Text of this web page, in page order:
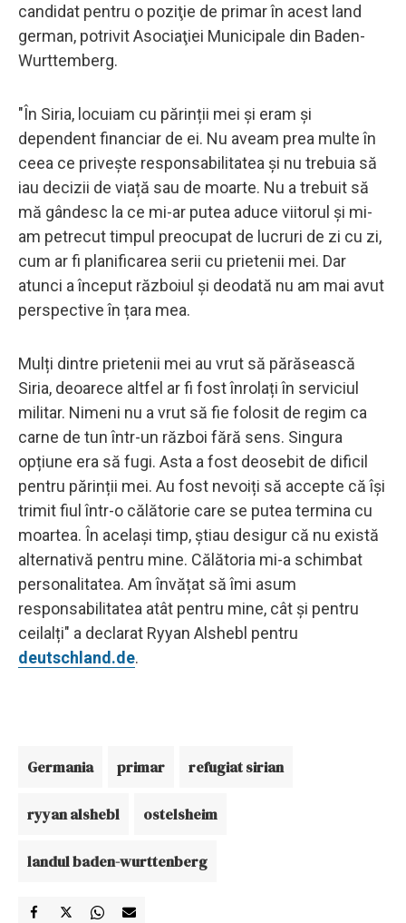
candidat pentru o poziţie de primar în acest land
german, potrivit Asociaţiei Municipale din Baden-
Wurttemberg.
"În Siria, locuiam cu părinții mei și eram și
dependent financiar de ei. Nu aveam prea multe în
ceea ce privește responsabilitatea și nu trebuia să
iau decizii de viață sau de moarte. Nu a trebuit să
mă gândesc la ce mi-ar putea aduce viitorul și mi-
am petrecut timpul preocupat de lucruri de zi cu zi,
cum ar fi planificarea serii cu prietenii mei. Dar
atunci a început războiul și deodată nu am mai avut
perspective în țara mea.
Mulți dintre prietenii mei au vrut să părăsească
Siria, deoarece altfel ar fi fost înrolați în serviciul
militar. Nimeni nu a vrut să fie folosit de regim ca
carne de tun într-un război fără sens. Singura
opțiune era să fugi. Asta a fost deosebit de dificil
pentru părinții mei. Au fost nevoiți să accepte că își
trimit fiul într-o călătorie care se putea termina cu
moartea. În același timp, știau desigur că nu există
alternativă pentru mine. Călătoria mi-a schimbat
personalitatea. Am învățat să îmi asum
responsabilitatea atât pentru mine, cât și pentru
ceilalți" a declarat Ryyan Alshebl pentru
deutschland.de.
Germania primar refugiat sirian
ryyan alshebl ostelsheim
landul baden-wurttenberg